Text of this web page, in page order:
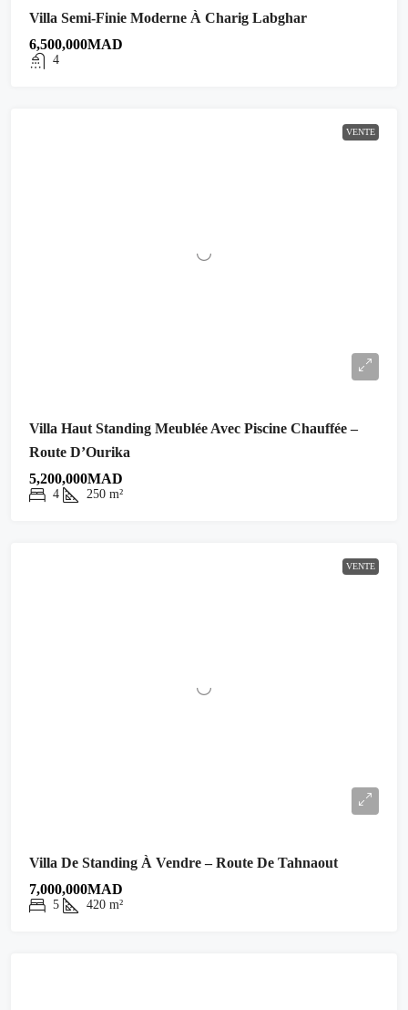
Villa Semi-Finie Moderne À Charig Labghar
6,500,000MAD
4
VENTE
Villa Haut Standing Meublée Avec Piscine Chauffée –
Route D’Ourika
5,200,000MAD
4 250 m²
VENTE
Villa De Standing À Vendre – Route De Tahnaout
7,000,000MAD
5 420 m²